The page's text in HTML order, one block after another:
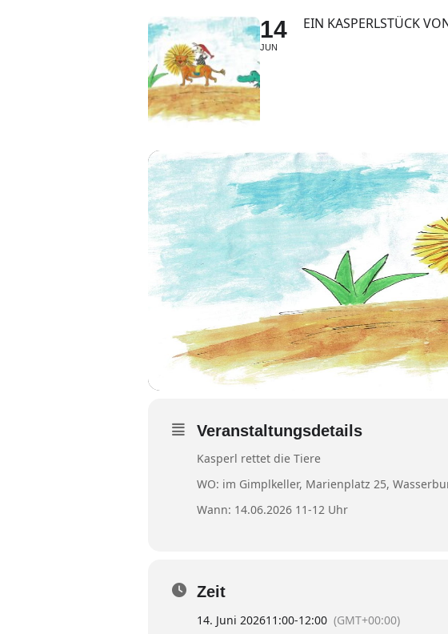
14
JUN
EIN KASPERLSTÜCK
Veranstaltungsdetails
Kasperl rettet die Tiere
WO: im Gimplkeller, Marienplatz 25,
Wann: 14.06.2026 11-12 Uhr
Zeit
14. Juni 202611:00-12:00 (GMT+00:00)